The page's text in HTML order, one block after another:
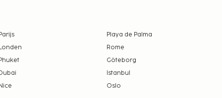
Parijs
Playa de Palma
Londen
Rome
Phuket
Göteborg
Dubai
Istanbul
Nice Oslo